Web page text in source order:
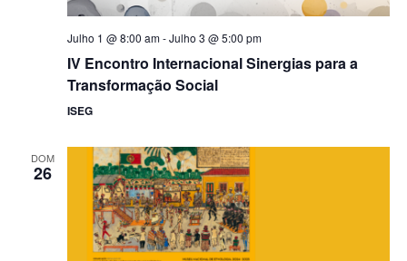
Julho 1 @ 8:00 am-Julho 3 @ 5:00 pm
IV Encontro Internacional Sinergias para a
Transformação Social
ISEG
DOM
26